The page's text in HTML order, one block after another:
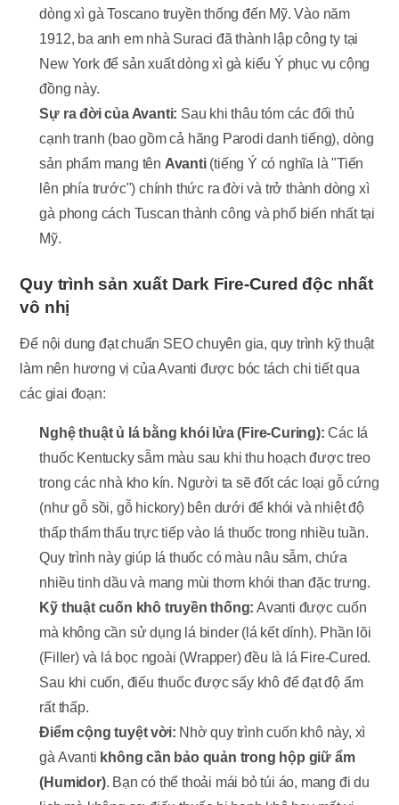
dòng xì gà Toscano truyền thống đến Mỹ. Vào năm
1912, ba anh em nhà Suraci đã thành lập công ty tại
New York để sản xuất dòng xì gà kiểu Ý phục vụ cộng
đồng này.
Sự ra đời của Avanti: Sau khi thâu tóm các đối thủ
cạnh tranh (bao gồm cả hãng Parodi danh tiếng), dòng
sản phẩm mang tên Avanti(tiếng Ý có nghĩa là "Tiến
lên phía trước") chính thức ra đời và trở thành dòng xì
gà phong cách Tuscan thành công và phổ biến nhất tại
Mỹ.
Quy trình sản xuất Dark Fire-Cured độc nhất
vô nhị
Để nội dung đạt chuẩn SEO chuyên gia, quy trình kỹ thuật
làm nên hương vị của Avanti được bóc tách chi tiết qua
các giai đoạn:
Nghệ thuật ủ lá bằng khói lửa (Fire-Curing): Các lá
thuốc Kentucky sẫm màu sau khi thu hoạch được treo
trong các nhà kho kín. Người ta sẽ đốt các loại gỗ cứng
(như gỗ sồi, gỗ hickory) bên dưới để khói và nhiệt độ
thấp thẩm thấu trực tiếp vào lá thuốc trong nhiều tuần.
Quy trình này giúp lá thuốc có màu nâu sẫm, chứa
nhiều tinh dầu và mang mùi thơm khói than đặc trưng.
Kỹ thuật cuốn khô truyền thống: Avanti được cuốn
mà không cần sử dụng lá binder (lá kết dính). Phần lõi
(Filler) và lá bọc ngoài (Wrapper) đều là lá Fire-Cured.
Sau khi cuốn, điếu thuốc được sấy khô để đạt độ ẩm
rất thấp.
Điểm cộng tuyệt vời: Nhờ quy trình cuốn khô này, xì
gà Avanti không cần bảo quản trong hộp giữ ẩm
(Humidor). Bạn có thể thoải mái bỏ túi áo, mang đi du